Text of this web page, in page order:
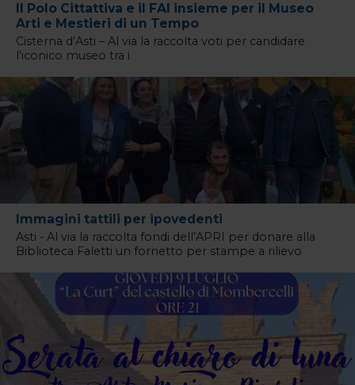
Il Polo Cittattiva e il FAI insieme per il Museo
Arti e Mestieri di un Tempo
Cisterna d’Asti – Al via la raccolta voti per candidare
l'iconico museo tra i
Immagini tattili per ipovedenti
Asti - Al via la raccolta fondi dell’APRI per donare alla
Biblioteca Faletti un fornetto per stampe a rilievo